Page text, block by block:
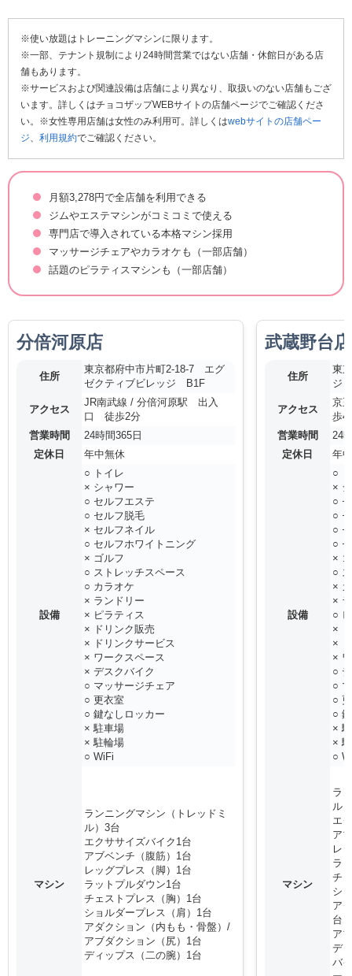
※使い放題はトレーニングマシンに限ります。
※一部、テナント規制により24時間営業ではない店舗・休館日がある店
舗もあります。
※サービスおよび関連設備は店舗により異なり、取扱いのない店舗もござ
います。詳しくはチョコザップWEBサイトの店舗ページでご確認くださ
い。※女性専用店舗は女性のみ利用可。詳しくはwebサイトの店舗ペー
ジ、 利用規約でご確認ください。
月額3,278円で全店舗を利用できる
ジムやエステマシンがコミコミで使える
専門店で導入されている本格マシン採用
マッサージチェアやカラオケも（一部店舗）
話題のピラティスマシンも（一部店舗）
分倍河原店
住所
東京都府中市片町2-18-7 エグ
ゼクティブビレッジ B1F
アクセス
JR南武線 / 分倍河原駅 出入
口 徒歩2分
営業時間
24時間365日
定休日
年中無休
設備
○ トイレ
× シャワー
○ セルフエステ
○ セルフ脱毛
× セルフネイル
○ セルフホワイトニング
× ゴルフ
○ ストレッチスペース
○ カラオケ
× ランドリー
× ピラティス
× ドリンク販売
× ドリンクサービス
× ワークスペース
× デスクバイク
○ マッサージチェア
○ 更衣室
○ 鍵なしロッカー
× 駐車場
× 駐輪場
○ WiFi
マシン
ランニングマシン（トレッドミ
ル）3台
エクササイズバイク1台
アブベンチ（腹筋）1台
レッグプレス（脚）1台
ラットプルダウン1台
チェストプレス（胸）1台
ショルダープレス（肩）1台
アダクション（内もも・骨盤）/
アブダクション（尻）1台
ディップス（二の腕）1台
武蔵野台店
住所
東
ジ
アクセス
京
歩4
営業時間
24
定休日
年
設備
○
×
○
○
○
○
×
○
×
×
○
×
×
×
○
○
○
○
×
×
○
マシン
ラ
ル
エ
ア
レ
ラ
チ
シ
ア
台
ア
デ
バ